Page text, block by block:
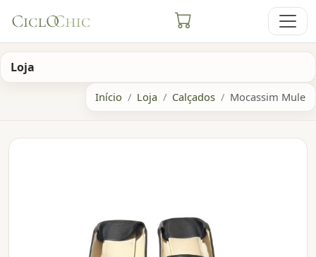
Loja
Início Loja Calçados Mocassim Mule